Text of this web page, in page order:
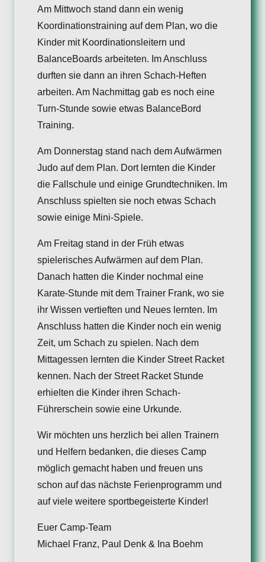
Am Mittwoch stand dann ein wenig
Koordinationstraining auf dem Plan, wo die
Kinder mit Koordinationsleitern und
BalanceBoards arbeiteten. Im Anschluss
durften sie dann an ihren Schach-Heften
arbeiten. Am Nachmittag gab es noch eine
Turn-Stunde sowie etwas BalanceBord
Training.
Am Donnerstag stand nach dem Aufwärmen
Judo auf dem Plan. Dort lernten die Kinder
die Fallschule und einige Grundtechniken. Im
Anschluss spielten sie noch etwas Schach
sowie einige Mini-Spiele.
Am Freitag stand in der Früh etwas
spielerisches Aufwärmen auf dem Plan.
Danach hatten die Kinder nochmal eine
Karate-Stunde mit dem Trainer Frank, wo sie
ihr Wissen vertieften und Neues lernten. Im
Anschluss hatten die Kinder noch ein wenig
Zeit, um Schach zu spielen. Nach dem
Mittagessen lernten die Kinder Street Racket
kennen. Nach der Street Racket Stunde
erhielten die Kinder ihren Schach-
Führerschein sowie eine Urkunde.
Wir möchten uns herzlich bei allen Trainern
und Helfern bedanken, die dieses Camp
möglich gemacht haben und freuen uns
schon auf das nächste Ferienprogramm und
auf viele weitere sportbegeisterte Kinder!
Euer Camp-Team
Michael Franz, Paul Denk & Ina Boehm